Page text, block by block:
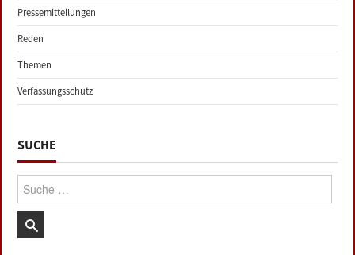
Pressemitteilungen
Reden
Themen
Verfassungsschutz
SUCHE
Suche: